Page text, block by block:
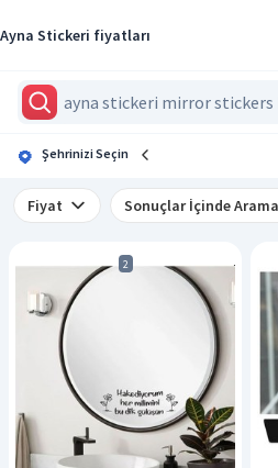
Ayna Stickeri fiyatları
Şehrinizi Seçin
Fiyat Sonuçlar İçinde
2